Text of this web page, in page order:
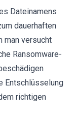
Dateinamens
dauerhaften
man versucht
Ransomware-
Entschlüsselung
richtigen